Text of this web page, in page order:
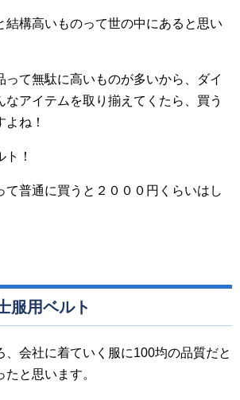
結構高いものって世の中にあると思い
って無駄に高いものが多いから、ダイ
なアイテムを取り揃えてくたら、買う
ね！
！
て普通に買うと２０００円くらいはし
服用ベルト
、会社に着ていく服に100均の品質だと
と思います。